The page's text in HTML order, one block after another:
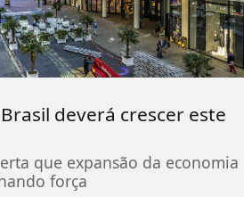
deverá crescer este
que expansão da economia
força